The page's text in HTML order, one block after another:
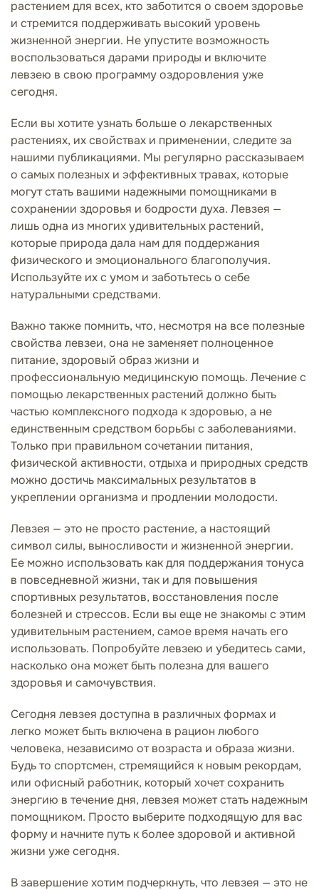
растением для всех, кто заботится о своем здоровье
и стремится поддерживать высокий уровень
жизненной энергии. Не упустите возможность
воспользоваться дарами природы и включите
левзею в свою программу оздоровления уже
сегодня.
Если вы хотите узнать больше о лекарственных
растениях, их свойствах и применении, следите за
нашими публикациями. Мы регулярно рассказываем
о самых полезных и эффективных травах, которые
могут стать вашими надежными помощниками в
сохранении здоровья и бодрости духа. Левзея —
лишь одна из многих удивительных растений,
которые природа дала нам для поддержания
физического и эмоционального благополучия.
Используйте их с умом и заботьтесь о себе
натуральными средствами.
Важно также помнить, что, несмотря на все полезные
свойства левзеи, она не заменяет полноценное
питание, здоровый образ жизни и
профессиональную медицинскую помощь. Лечение с
помощью лекарственных растений должно быть
частью комплексного подхода к здоровью, а не
единственным средством борьбы с заболеваниями.
Только при правильном сочетании питания,
физической активности, отдыха и природных средств
можно достичь максимальных результатов в
укреплении организма и продлении молодости.
Левзея — это не просто растение, а настоящий
символ силы, выносливости и жизненной энергии.
Ее можно использовать как для поддержания тонуса
в повседневной жизни, так и для повышения
спортивных результатов, восстановления после
болезней и стрессов. Если вы еще не знакомы с этим
удивительным растением, самое время начать его
использовать. Попробуйте левзею и убедитесь сами,
насколько она может быть полезна для вашего
здоровья и самочувствия.
Сегодня левзея доступна в различных формах и
легко может быть включена в рацион любого
человека, независимо от возраста и образа жизни.
Будь то спортсмен, стремящийся к новым рекордам,
или офисный работник, который хочет сохранить
энергию в течение дня, левзея может стать надежным
помощником. Просто выберите подходящую для вас
форму и начните путь к более здоровой и активной
жизни уже сегодня.
В завершение хотим подчеркнуть, что левзея — это не